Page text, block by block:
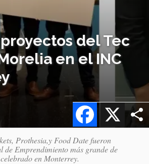
del Tec
en el INC
X
Facebook
Prothesia,y Food Date fueron
de Emprendimiento más grande de
en Monterrey.